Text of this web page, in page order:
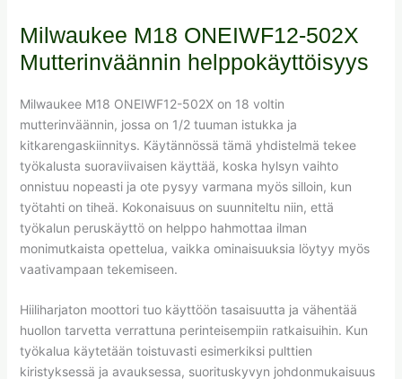
Milwaukee M18 ONEIWF12-502X
Mutterinväännin helppokäyttöisyys
Milwaukee M18 ONEIWF12-502X on 18 voltin
mutterinväännin, jossa on 1/2 tuuman istukka ja
kitkarengaskiinnitys. Käytännössä tämä yhdistelmä tekee
työkalusta suoraviivaisen käyttää, koska hylsyn vaihto
onnistuu nopeasti ja ote pysyy varmana myös silloin, kun
työtahti on tiheä. Kokonaisuus on suunniteltu niin, että
työkalun peruskäyttö on helppo hahmottaa ilman
monimutkaista opettelua, vaikka ominaisuuksia löytyy myös
vaativampaan tekemiseen.
Hiiliharjaton moottori tuo käyttöön tasaisuutta ja vähentää
huollon tarvetta verrattuna perinteisempiin ratkaisuihin. Kun
työkalua käytetään toistuvasti esimerkiksi pulttien
kiristyksessä ja avauksessa, suorituskyvyn johdonmukaisuus